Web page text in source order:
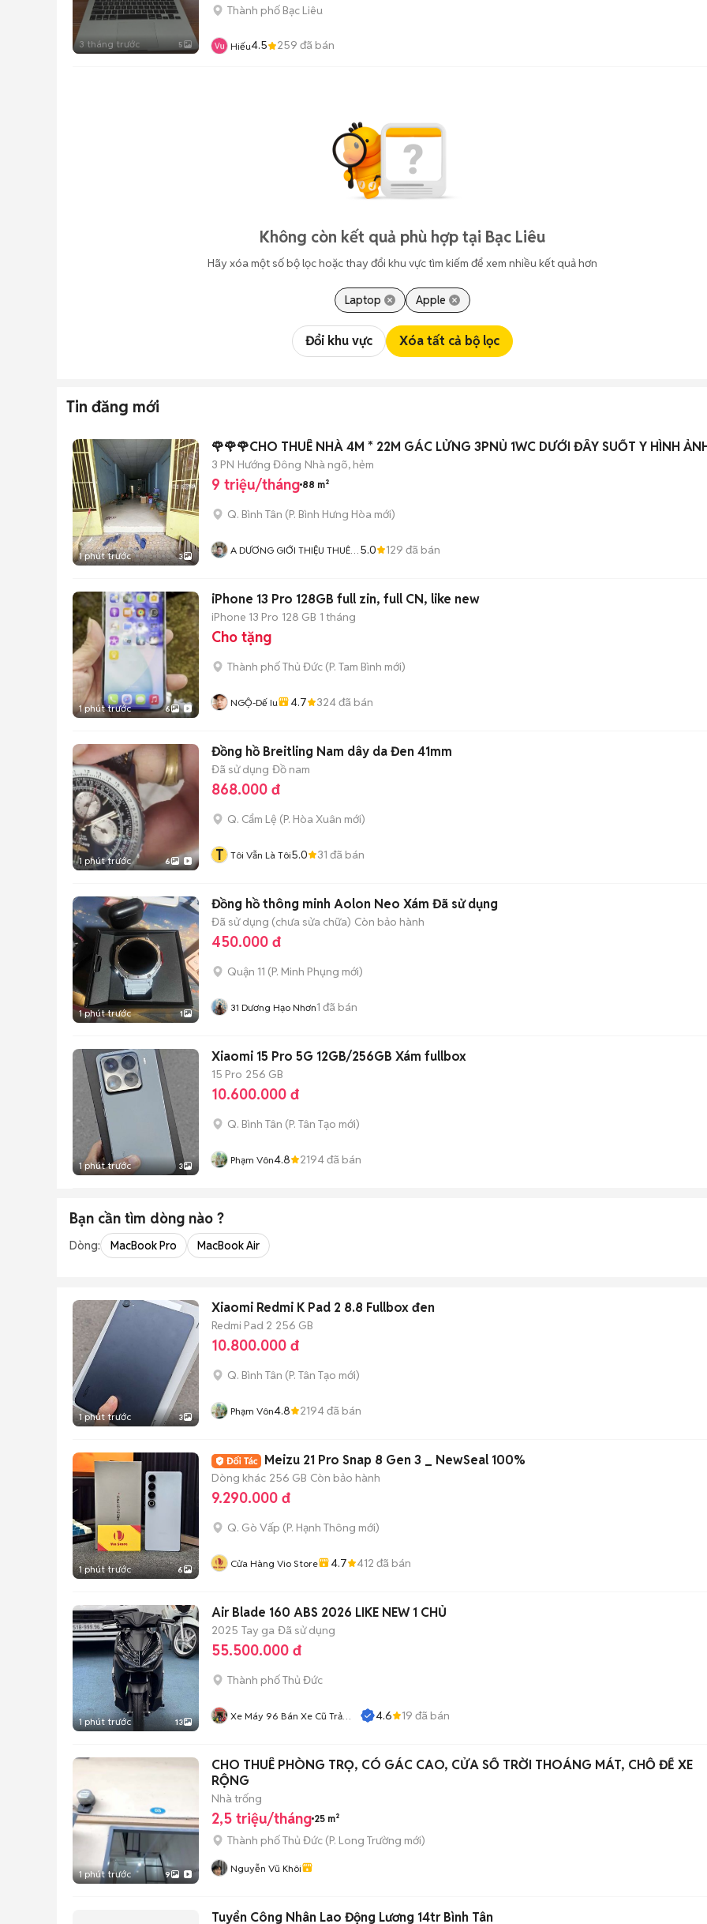
3 tháng trước 5
Thành phố Bạc Liêu
Hiếu4.5 259 đã bán
Không còn kết quả phù hợp tại Bạc Liêu
Hãy xóa một số bộ lọc hoặc thay đổi khu vực tìm kiếm để xem nhiều kết quả hơn
Laptop Apple
Đổi khu vực Xóa tất cả bộ lọc
Tin đăng mới
1 phút trước 3
🌹🌹🌹CHO THUÊ NHÀ 4M * 22M GÁC LỬNG 3PNỦ 1WC DƯỚI ĐÂY SUỐT Y HÌNH
3 PN Hướng Đông Nhà ngõ, hẻm
9 triệu/tháng 88 m²
Q. Bình Tân (P. Bình Hưng Hòa mới)
A DƯƠNG GIỚI THIỆU THUÊ
5.0 129 đã bán
1 phút trước 6
iPhone 13 Pro 128GB full zin, full CN, like new
iPhone 13 Pro 128 GB 1 tháng
Cho tặng
Thành phố Thủ Đức (P. Tam Bình mới)
NGỘ-Dế Iu 4.7 324đã bán
1 phút trước 6
Đồng hồ Breitling Nam dây da Đen 41mm
Đã sử dụng Đồ nam
868.000 đ
Q. Cẩm Lệ (P. Hòa Xuân mới)
T Tôi Vẫn Là Tôi5.0 31 đã bán
1 phút trước 1
Đồng hồ thông minh Aolon Neo Xám Đã sử dụng
Đã sử dụng (chưa sửa chữa) Còn bảo hành
450.000 đ
Quận 11 (P. Minh Phụng mới)
31 Dương Hạo Nhơn1 đã bán
1 phút trước 3
Xiaomi 15 Pro 5G 12GB/256GB Xám fullbox
15 Pro 256 GB
10.600.000 đ
Q. Bình Tân (P. Tân Tạo mới)
Phạm Vôn4.8 2194đã bán
Bạn cần tìm dòng nào ?
Dòng: MacBook Pro MacBook Air
1 phút trước 3
Xiaomi Redmi K Pad 2 8.8 Fullbox đen
Redmi Pad 2 256 GB
10.800.000 đ
Q. Bình Tân (P. Tân Tạo mới)
Phạm Vôn4.8 2194đã bán
1 phút trước 6
Meizu 21 Pro Snap 8 Gen 3 _ NewSeal 100%
Dòng khác 256 GB Còn bảo hành
9.290.000 đ
Q. Gò Vấp (P. Hạnh Thông mới)
Cửa Hàng Vio Store 4.7 412 đã bán
1 phút trước 13
Air Blade 160 ABS 2026 LIKE NEW 1 CHỦ
2025 Tay ga Đã sử dụng
55.500.000 đ
Thành phố Thủ Đức
Xe Máy 96 Bán Xe Cũ Trả
4.6 19 đã bán
1 phút trước 9
CHO THUÊ PHÒNG TRỌ, CÓ GÁC CAO, CỬA SỔ TRỜI THOÁNG MÁT, CHỖ ĐỂ XE
RỘNG
Nhà trống
2,5 triệu/tháng 25 m²
Thành phố Thủ Đức (P. Long Trường mới)
Nguyễn Vũ Khôi
Tuyển Công Nhân Lao Động Lương 14tr Bình Tân